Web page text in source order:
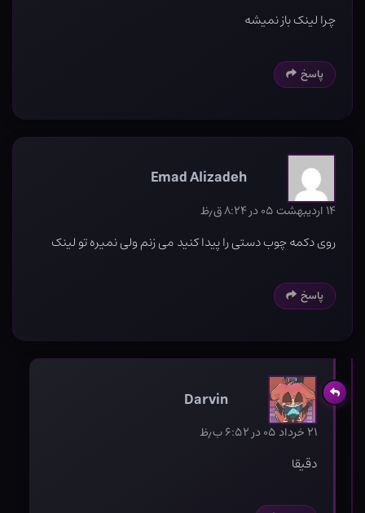
چرا لینک باز نمیشه
پاسخ
Emad Alizadeh
۱۴ اردیبهشت ۰۵ در ۸:۲۴ ق٫ظ
روی دکمه چوب دستی را پیدا کنید می زنم ولی نمیره تو لینک
پاسخ
Darvin
۲۱ خرداد ۰۵ در ۶:۵۲ ب٫ظ
دقیقا